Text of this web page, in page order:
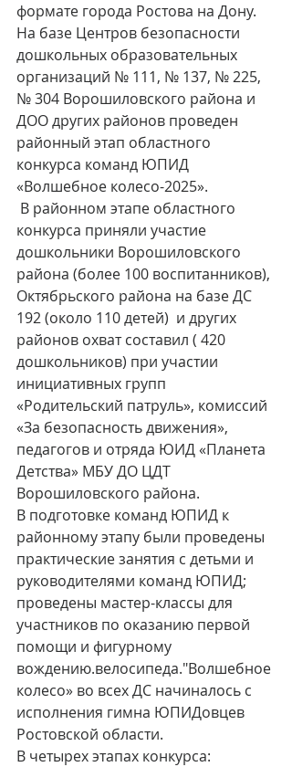
формате города Ростова на Дону.
На базе Центров безопасности
дошкольных образовательных
организаций № 111, № 137, № 225,
№ 304 Ворошиловского района и
ДОО других районов проведен
районный этап областного
конкурса команд ЮПИД
«Волшебное колесо-2025».
В районном этапе областного
конкурса приняли участие
дошкольники Ворошиловского
района (более 100 воспитанников),
Октябрьского района на базе ДС
192 (около 110 детей)  и других
районов охват составил ( 420
дошкольников) при участии
инициативных групп
«Родительский патруль», комиссий
«За безопасность движения»,
педагогов и отряда ЮИД «Планета
Детства» МБУ ДО ЦДТ
Ворошиловского района.
В подготовке команд ЮПИД к
районному этапу были проведены
практические занятия с детьми и
руководителями команд ЮПИД;
проведены мастер-классы для
участников по оказанию первой
помощи и фигурному
вождению.велосипеда."Волшебное
колесо» во всех ДС начиналось с
исполнения гимна ЮПИДовцев
Ростовской области.
В четырех этапах конкурса: